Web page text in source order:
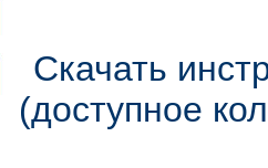
Скачать
(доступное